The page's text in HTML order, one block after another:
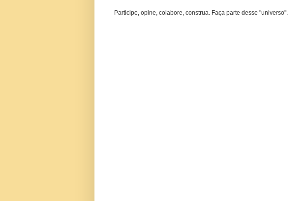
Participe, opine, colabore, construa. Faça parte desse "universo".